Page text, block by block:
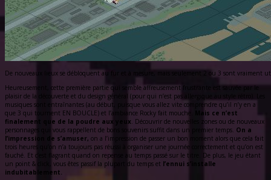
De nouveaux lieux se débloquent au fur et à mesure, mais seulement 2 ou 3 sont vraiment
Heureusement, cette première partie qui semble affreusement frustrante est sauvée par le
plaisir de la découverte et du design général (pour qui n’est pas allergique au style rétro). Les
musiques sont entraînantes (au début, puisque vous allez vite comprendre qu’il n’y en a
que 3 qui tournent EN BOUCLE) et l’ambiance Rocky fait mouche.
Mais ce n’est
finalement que de la poudre aux yeux. Découvrir de nouvelles zones ou de nouveaux
personnages qui vous rappellent de bons souvenirs suffit dans un premier temps. On a
l’impression de s’amuser, on a l’impression de passer un bon moment alors que cela fait
trois heures qu’on n’a toujours pas réussi à organiser une journée correctement et qu’on est
fauché. Et c’est flagrant quand on repense au temps passé sur le titre. De plus, le jeu étant
un point & click, vous êtes passif la plupart du temps et l’ennui s’installe
indubitablement.